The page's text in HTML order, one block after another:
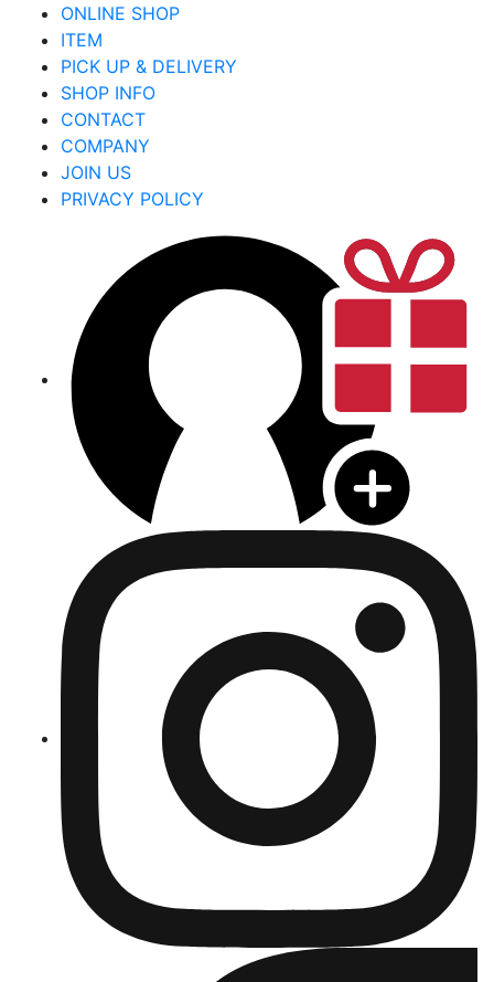
ONLINE SHOP
ITEM
PICK UP & DELIVERY
SHOP INFO
CONTACT
COMPANY
JOIN US
PRIVACY POLICY